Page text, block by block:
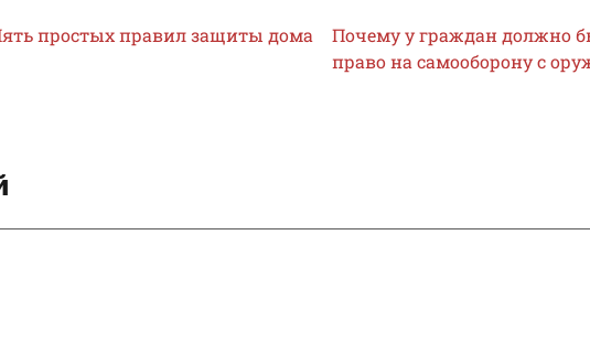
простых правил защиты дома
Почему у граждан должно
право на самооборону с